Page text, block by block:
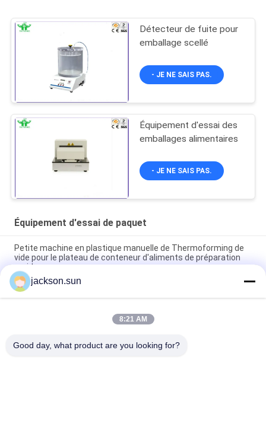
Détecteur de fuite pour
emballage scellé
- JE NE SAIS PAS.
Équipement d'essai des
emballages alimentaires
- JE NE SAIS PAS.
Équipement d'essai de paquet
Petite machine en plastique manuelle de Thermoforming de
vide pour le plateau de conteneur d'aliments de préparation
rapide
Bâti automatique de récipient en plastique de vitesse rapide
de machine d'injection de mur mince
La machine d'essai de vibration de large échelle d'ASTM D999
jackson.sun
8:21 AM
Good day, what product are you looking for?